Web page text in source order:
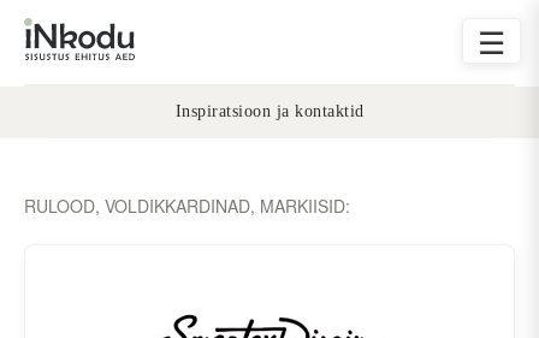
☰
Inspiratsioon ja kontaktid
RULOOD, VOLDIKKARDINAD, MARKIISID: